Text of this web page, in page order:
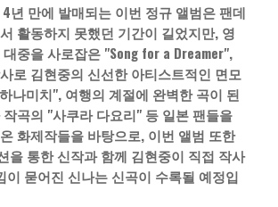
년 만에 발매되는 이번 정규 앨범은 팬데
활동하지 못했던 기간이 길었지만, 영
중을 사로잡은 "Song for a Dreamer",
로 김현중의 신선한 아티스트적인 면모
나미치", 여행의 계절에 완벽한 곡이 된
곡의 "사쿠라 다요리" 등 일본 팬들을
화제작들을 바탕으로, 이번 앨범 또한
을 통한 신작과 함께 김현중이 직접 작사
이 묻어진 신나는 신곡이 수록될 예정입